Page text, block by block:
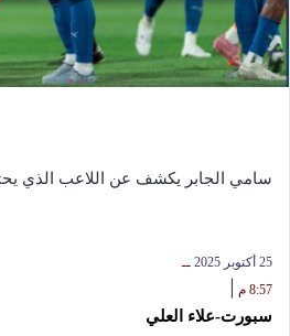
سامي الجابر يكشف عن اللاعب الذي
25 أكتوبر 2025
8:57 م
سبورت-علاء العلي